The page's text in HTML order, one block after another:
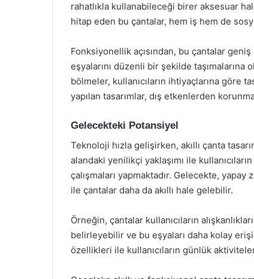
rahatlıkla kullanabileceği birer aksesuar
hitap eden bu çantalar, hem iş hem de
Fonksiyonellik açısından, bu çantalar
eşyalarını düzenli bir şekilde
bölmeler, kullanıcıların ihtiyaçlarına göre
yapılan tasarımlar, dış etkenlerden
Gelecekteki Potansiyel
Teknoloji hızla gelişirken, akıllı çanta
alandaki yenilikçi yaklaşımı ile
çalışmaları yapmaktadır. Gelecekte,
ile çantalar daha da akıllı hale gelebilir.
Örneğin, çantalar kullanıcıların
belirleyebilir ve bu eşyaları daha kolay
özellikleri ile kullanıcıların günlük